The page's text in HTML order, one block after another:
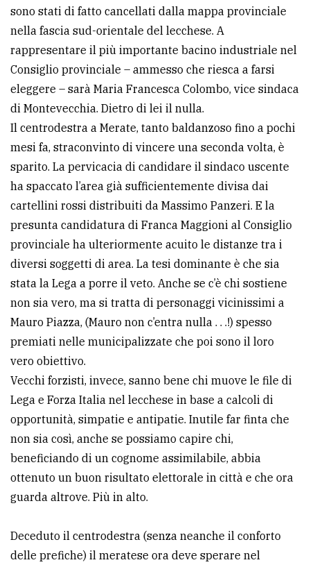
CERCA
Cerca
per
comune
Ricerca
avanzata
ALTRE
TESTATE
PRIVACY
Privacy
policy
Cookie
policy
sono stati di fatto cancellati dalla mappa provinciale
nella fascia sud-orientale del lecchese. A
rappresentare il più importante bacino industriale nel
Consiglio provinciale – ammesso che riesca a farsi
eleggere – sarà Maria Francesca Colombo, vice sindaca
di Montevecchia. Dietro di lei il nulla.
Il centrodestra a Merate, tanto baldanzoso fino a pochi
mesi fa, straconvinto di vincere una seconda volta, è
sparito. La pervicacia di candidare il sindaco uscente
ha spaccato l’area già sufficientemente divisa dai
cartellini rossi distribuiti da Massimo Panzeri. E la
presunta candidatura di Franca Maggioni al Consiglio
provinciale ha ulteriormente acuito le distanze tra i
diversi soggetti di area. La tesi dominante è che sia
stata la Lega a porre il veto. Anche se c’è chi sostiene
non sia vero, ma si tratta di personaggi vicinissimi a
Mauro Piazza, (Mauro non c’entra nulla . . .!) spesso
premiati nelle municipalizzate che poi sono il loro
vero obiettivo.
Vecchi forzisti, invece, sanno bene chi muove le file di
Lega e Forza Italia nel lecchese in base a calcoli di
opportunità, simpatie e antipatie. Inutile far finta che
non sia così, anche se possiamo capire chi,
beneficiando di un cognome assimilabile, abbia
ottenuto un buon risultato elettorale in città e che ora
guarda altrove. Più in alto.
Deceduto il centrodestra (senza neanche il conforto
delle prefiche) il meratese ora deve sperare nel